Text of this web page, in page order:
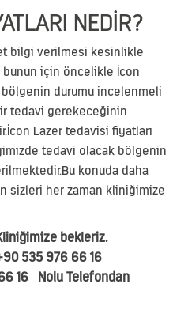
NEDIR?
bilgi verilmesi kesinlikle
bunun için öncelikle İcon
durumu incelenmeli
tedavi gerekeceğinin
Lazer tedavisi fiyatları
tedavi olacak bölgenin
konuda daha
sizleri her zaman kliniğimize
bekleriz.
535 976 66 16
16
Nolu Telefondan